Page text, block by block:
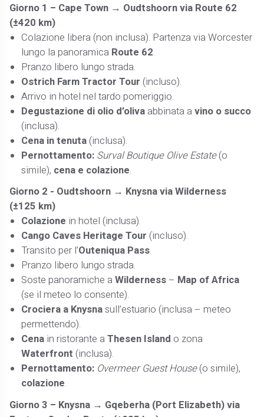
Giorno 1 – Cape Town → Oudtshoorn via Route 62
(±420 km)
Colazione libera (non inclusa). Partenza via Worcester
lungo la panoramica Route 62.
Pranzo libero lungo strada.
Ostrich Farm Tractor Tour (incluso).
Arrivo in hotel nel tardo pomeriggio.
Degustazione di olio d’oliva abbinata avino o succo
(inclusa).
Cena in tenuta (inclusa).
Pernottamento: Surval Boutique Olive Estate(o
simile), cena e colazione.
Giorno 2 - Oudtshoorn → Knysna via Wilderness
(±125 km)
Colazione in hotel (inclusa).
Cango Caves Heritage Tour (incluso).
Transito per l’Outeniqua Pass.
Pranzo libero lungo strada.
Soste panoramiche aWilderness– Map of Africa
(se il meteo lo consente).
Crociera a Knysnasull’estuario (inclusa – meteo
permettendo).
Cena in ristorante aThesen Island o zona
Waterfront (inclusa).
Pernottamento: Overmeer Guest House(o simile),
colazione.
Giorno 3 – Knysna → Gqeberha (Port Elizabeth) via